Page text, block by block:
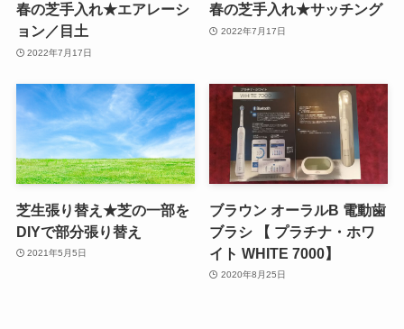
春の芝手入れ★エアレーシ
ョン／目土
2022年7月17日
春の芝手入れ★サッチング
2022年7月17日
芝生張り替え★芝の一部を
DIYで部分張り替え
2021年5月5日
ブラウン オーラルB 電動歯
ブラシ 【 プラチナ・ホワ
イト WHITE 7000】
2020年8月25日